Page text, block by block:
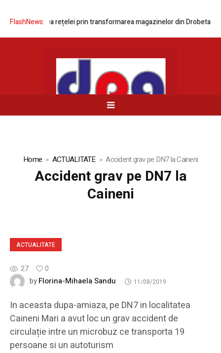
FlashNews:
modernizarea rețelei prin transformarea magazinelor din Drobeta-
Home ACTUALITATE Accident grav pe DN7 la Caineni
Accident grav pe DN7 la
Caineni
ACTUALITATE
27
0
byFlorina-Mihaela Sandu 11/08/2019
In aceasta dupa-amiaza, pe DN7 in localitatea
Caineni Mari a avut loc un grav accident de
circulație intre un microbuz ce transporta 19
persoane si un autoturism